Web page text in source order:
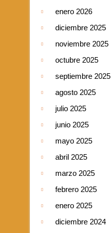
enero 2026
diciembre 2025
noviembre 2025
octubre 2025
septiembre 2025
agosto 2025
julio 2025
junio 2025
mayo 2025
abril 2025
marzo 2025
febrero 2025
enero 2025
diciembre 2024